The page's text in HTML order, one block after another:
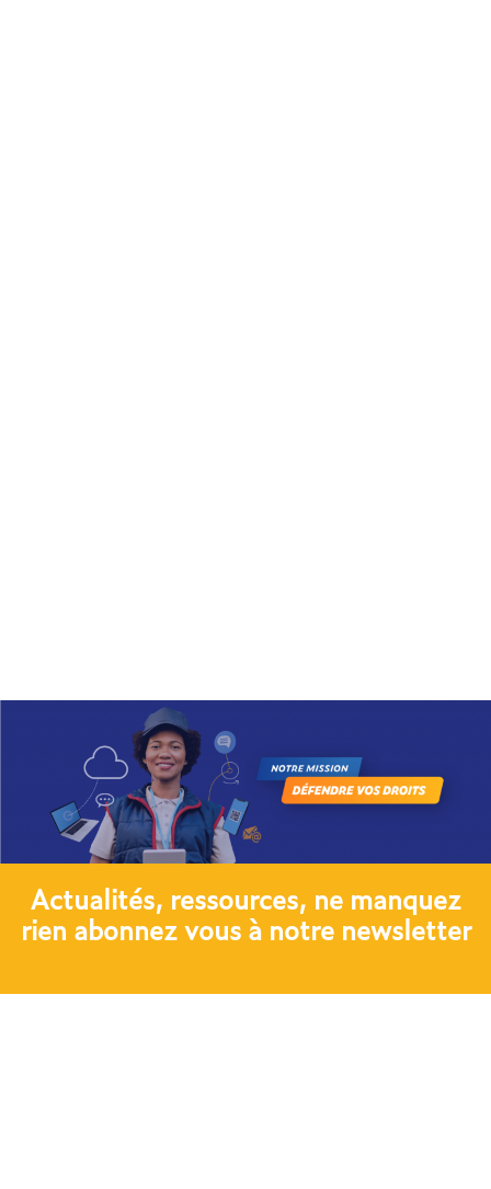
Actualités, ressources, ne manquez
rien abonnez vous à notre newsletter​